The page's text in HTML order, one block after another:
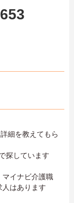
細を教えてもら
探しています
マイナビ介護職
はあります